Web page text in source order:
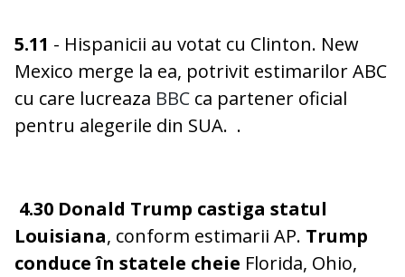
5.11 - Hispanicii au votat cu Clinton. New
Mexico merge la ea, potrivit estimarilor ABC
cu care lucreaza BBC ca partener oficial
pentru alegerile din SUA. .
4.30 Donald Trump castiga statul
Louisiana, conform estimarii AP. Trump
conduce în statele cheie Florida, Ohio,